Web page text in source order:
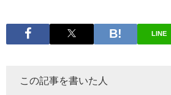
LINE
この記事を書いた人